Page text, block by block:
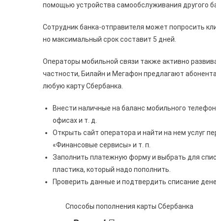
помощью устройства самообслуживания другого
Сотрудник банка-отправителя может попросить
но максимальный срок составит 5 дней.
Операторы мобильной связи также активно
частности, Билайн и Мегафон предлагают
любую карту Сбербанка.
Внести наличные на баланс мобильного
офисах и т. д.
Открыть сайт оператора и найти на нем услуг
«Финансовые сервисы» и т. п.
Заполнить платежную форму и выбрать для
пластика, который надо пополнить.
Проверить данные и подтвердить списание
Способы пополнения карты Сбербанка